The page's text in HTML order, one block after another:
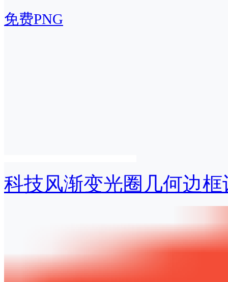
免费PNG
科技风渐变光圈几何边